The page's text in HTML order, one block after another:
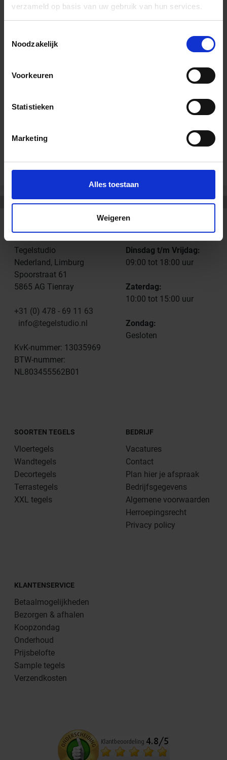
verzameld op basis van uw gebruik van hun services.
Noodzakelijk
Voorkeuren
Statistieken
Marketing
Alles toestaan
Weigeren
Di – Vr 09.00 – 18.00
Productaanvraag
Downloads
Andere Series van Sopro Bauchemie
CONTACT
Tegelstudio
Nederland, Limburg
Spoorstraat 61
5865 AG Tienray
+31 (0) 478 - 69 11 63
info@tegelstudio.nl
KvK-nummer: 13035969
BTW-nummer:
NL803455562B01
OPENINGSTIJDEN
Dinsdag t/m Vrijdag:
09:00 tot 18:00 uur
Zaterdag:
10:00 tot 15:00 uur
Zondag:
Gesloten
SOORTEN TEGELS
Vloertegels
Wandtegels
Decortegels
Terrastegels
XXL tegels
BEDRIJF
Vacatures
Contact
Plan hier je afspraak
Bedrijfsgegevens
Algemene voorwaarden
Herroepingsrecht
Privacy policy
KLANTENSERVICE
Betaalmogelijkheden
Bezorgen & afhalen
Koopzondag
Onderhoud
Prijsbelofte
Sample tegels
Verzendkosten